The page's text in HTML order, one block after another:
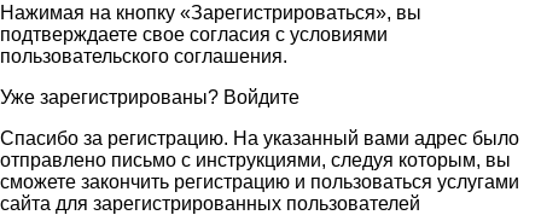
Нажимая на кнопку «Зарегистрироваться», вы
подтверждаете свое согласия с условиями
пользовательского соглашения.
Уже зарегистрированы? Войдите
Спасибо за регистрацию. На указанный вами адрес было
отправлено письмо с инструкциями, следуя которым, вы
сможете закончить регистрацию и пользоваться услугами
сайта для зарегистрированных пользователей